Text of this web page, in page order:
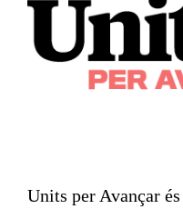
Units per Avançar